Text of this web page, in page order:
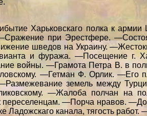
Харьковскаго полка к армии
при Эрестфере.
шведов на Украину.
и фуража. —Посещение г.
войны. —Грамота Петра В. в
—Гетман Ф. Орлик. —Его
земель между
—Жалоба полчан на
—Порча нравов.
канала, тягость